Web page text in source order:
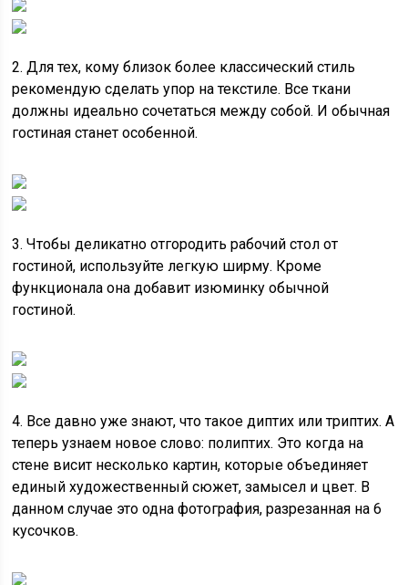
2. Для тех, кому близок более классический стиль
рекомендую сделать упор на текстиле. Все ткани
должны идеально сочетаться между собой. И обычная
гостиная станет особенной.
3. Чтобы деликатно отгородить рабочий стол от
гостиной, используйте легкую ширму. Кроме
функционала она добавит изюминку обычной
гостиной.
4. Все давно уже знают, что такое диптих или триптих. А
теперь узнаем новое слово: полиптих. Это когда на
стене висит несколько картин, которые объединяет
единый художественный сюжет, замысел и цвет. В
данном случае это одна фотография, разрезанная на 6
кусочков.